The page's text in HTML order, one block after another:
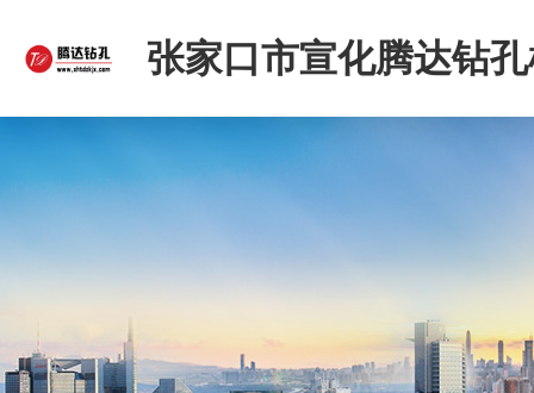
张家口市宣化腾达钻
限公司